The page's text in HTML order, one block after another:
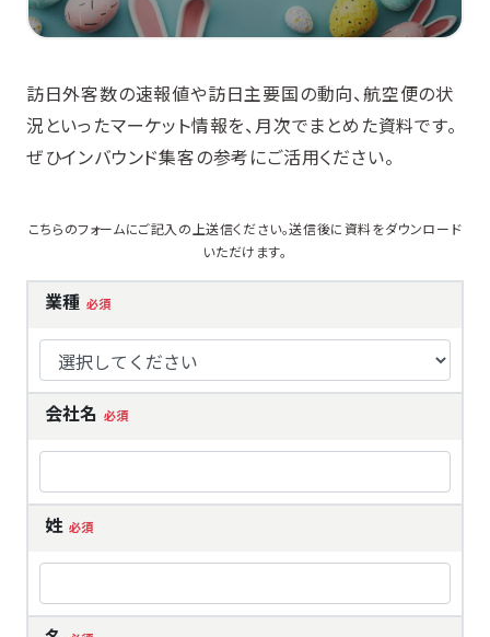
訪日外客数の速報値や訪日主要国の動向、航空便の状
況といったマーケット情報を、月次でまとめた資料です。
ぜひインバウンド集客の参考にご活用ください。
こちらのフォームにご記入の上送信ください。送信後に資料をダウンロード
いただけます。